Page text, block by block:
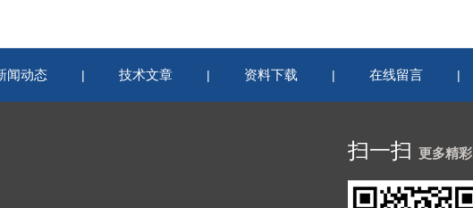
闻动态 | 技术文章 | 资料下载 | 在线留言 |
扫一扫 更多精彩